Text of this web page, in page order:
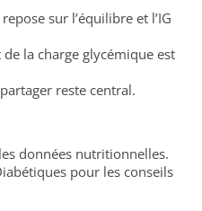
sur l’équilibre et l’IG
la charge glycémique est
reste central.
données nutritionnelles.
pour les conseils